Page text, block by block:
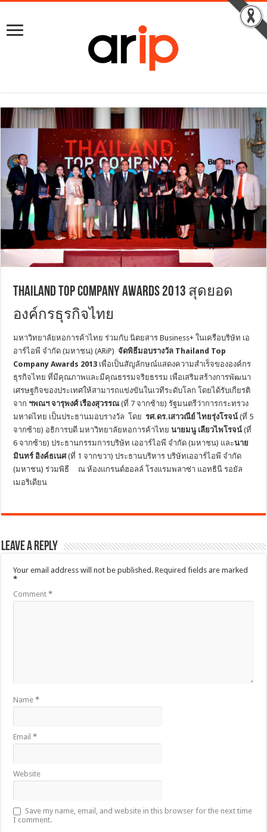
Thailand Top Company Awards 2013 สุดยอด
องค์กรธุรกิจไทย
มหาวิทยาลัยหอการค้าไทย ร่วมกับ นิตยสาร Business+ ในเครือบริษัท เอ
อาร์ไอพี จำกัด (มหาชน) (ARiP)จัดพิธีมอบรางวัล Thailand Top
Company Awards 2013 เพื่อเป็นสัญลักษณ์แสดงความสำเร็จขององค์กร
ธุรกิจไทย ที่มีคุณภาพและมีคุณธรรมจริยธรรม เพื่อเสริมสร้างการพัฒนา
เศรษฐกิจของประเทศให้สามารถแข่งขันในเวทีระดับโลก โดยได้รับเกียรติ
จาก ฯพณฯ จารุพงศ์ เรืองสุวรรณ (ที่ 7 จากซ้าย) รัฐมนตรีว่าการกระทรวง
มหาดไทย เป็นประธานมอบรางวัล โดยรศ.ดร.เสาวณีย์ ไทยรุ่งโรจน์(ที่ 5
จากซ้าย) อธิการบดี มหาวิทยาลัยหอการค้าไทยนายมนู เลียวไพโรจน์ (ที่
6 จากซ้าย) ประธานกรรมการบริษัท เออาร์ไอพี จำกัด (มหาชน) และนาย
มินทร์ อิงค์ธเนศ(ที่ 1 จากขวา) ประธานบริหาร บริษัทเออาร์ไอพี จำกัด
(มหาชน) ร่วมพิธี ณ ห้องแกรนด์ฮอลล์ โรงแรมพลาซ่า แอทธินี รอยัล
เมอริเดียน
Leave a Reply
Your email address will not be published. Required fields are marked
*
Comment*
Name*
Email*
Website
Save my name, email, and website in this browser for the next time
I comment.